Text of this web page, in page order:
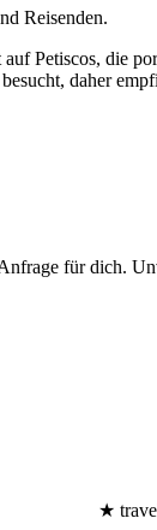
Reisenden.
Petiscos, die
daher
für dich.
★